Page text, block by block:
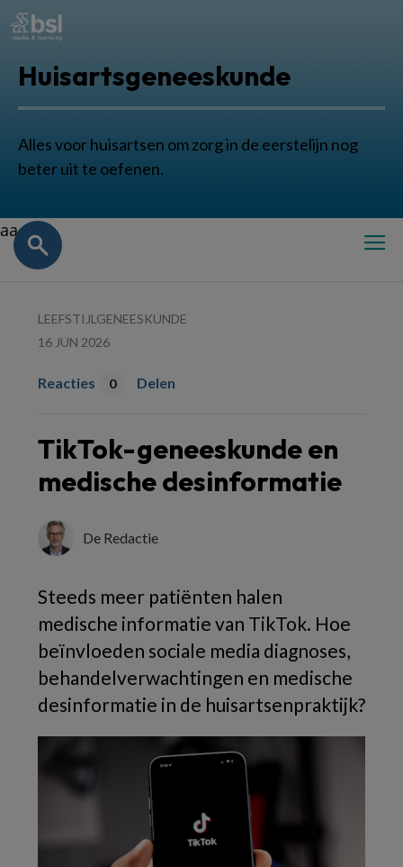
Huisartsgeneeskunde
Alles voor huisartsen om zorg in de eerstelijn nog
beter uit te oefenen.
aa
LEEFSTIJLGENEESKUNDE
16 JUN 2026
Reacties 0 Delen
TikTok-geneeskunde en
medische desinformatie
De Redactie
Steeds meer patiënten halen
medische informatie van TikTok. Hoe
beïnvloeden sociale media diagnoses,
behandelverwachtingen en medische
desinformatie in de huisartsenpraktijk?